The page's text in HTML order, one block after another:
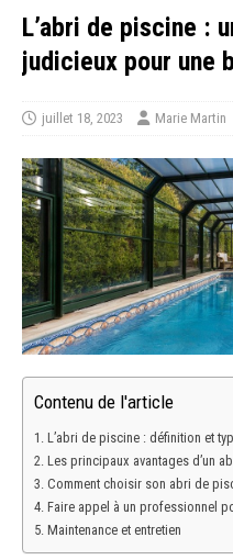
L’abri de piscine :
judicieux pour une
juillet 18, 2023 Marie Martin
Contenu de l'article
L’abri de piscine : définition et
Les principaux avantages d’un
Comment choisir son abri de
Faire appel à un professionnel
Maintenance et entretien